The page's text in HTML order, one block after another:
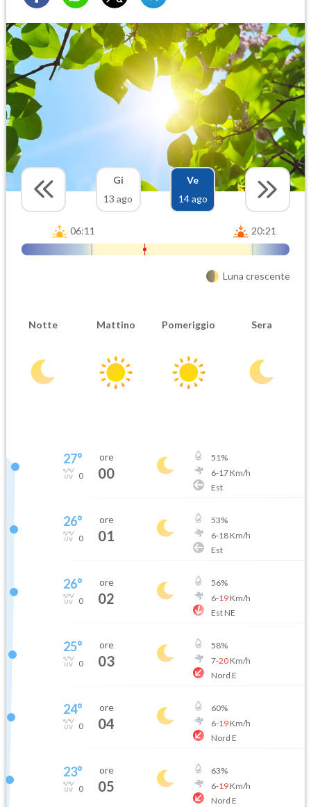
Gi
13 ago
Ve
14 ago
06:11 20:21
Luna crescente
Notte Mattino Pomeriggio Sera
27°
0
ore
00
51%
6-17Km/h
Est
26°
0
ore
01
53%
6-18Km/h
Est
26°
0
ore
02
56%
6-19Km/h
Est NE
25°
0
ore
03
58%
7-20Km/h
Nord E
24°
0
ore
04
60%
6-19Km/h
Nord E
23°
0
ore
05
63%
6-19Km/h
Nord E